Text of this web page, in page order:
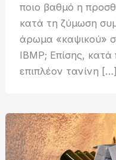
ποιο βαθμό η
κατά τη ζύμωση
άρωμα «καψικού»
IBMP; Eπίσης,
επιπλέον τανίνη […]